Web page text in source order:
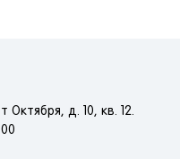
Октября, д. 10, кв. 12.